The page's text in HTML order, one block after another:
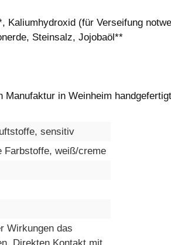
(für Verseifung
Steinsalz, Jojobaöl**
in Weinheim
sensitiv
Farbstoffe, weiß/creme
Wirkungen das